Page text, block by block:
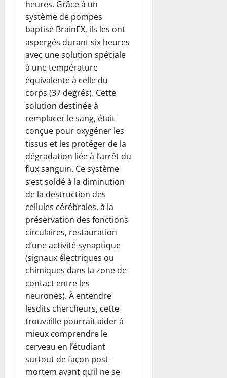
heures. Grâce à un
système de pompes
baptisé BrainEX, ils les ont
aspergés durant six heures
avec une solution spéciale
à une température
équivalente à celle du
corps (37 degrés). Cette
solution destinée à
remplacer le sang, était
conçue pour oxygéner les
tissus et les protéger de la
dégradation liée à l’arrêt du
flux sanguin. Ce système
s’est soldé à la diminution
de la destruction des
cellules cérébrales, à la
préservation des fonctions
circulaires, restauration
d’une activité synaptique
(signaux électriques ou
chimiques dans la zone de
contact entre les
neurones). À entendre
lesdits chercheurs, cette
trouvaille pourrait aider à
mieux comprendre le
cerveau en l’étudiant
surtout de façon post-
mortem avant qu’il ne se